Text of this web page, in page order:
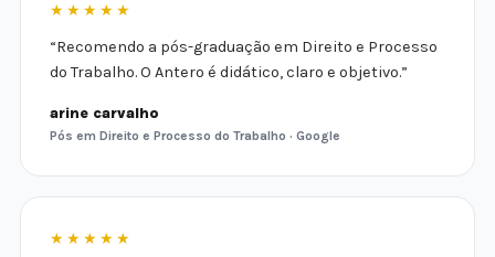
★★★★★
“Recomendo a pós-graduação em Direito e Processo
do Trabalho. O Antero é didático, claro e objetivo.”
arine carvalho
Pós em Direito e Processo do Trabalho · Google
★★★★★